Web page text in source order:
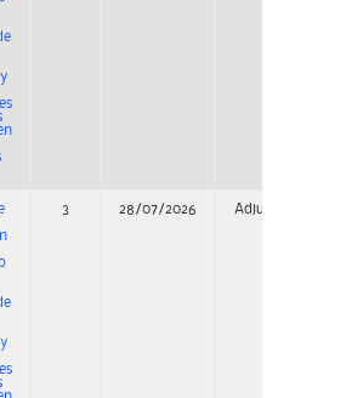
3 28/07/2026 Adjudicación